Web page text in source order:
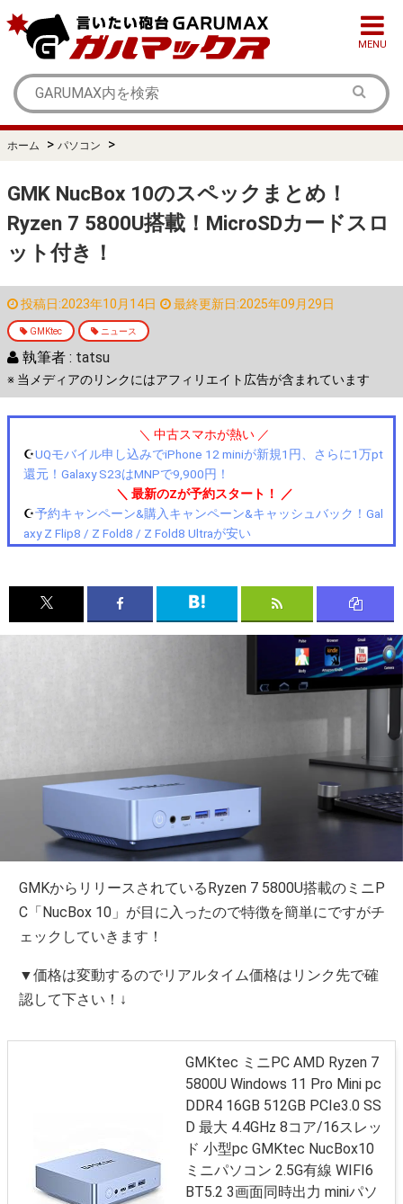
MENU
ホーム > パソコン >
GMK NucBox 10のスペックまとめ！
Ryzen 7 5800U搭載！MicroSDカードスロ
ット付き！
投稿日:2023年10月14日 最終更新日:2025年09月29日
GMKtec ニュース
執筆者 : tatsu
※ 当メディアのリンクにはアフィリエイト広告が含まれています
＼ 中古スマホが熱い ／
☪️UQモバイル申し込みでiPhone 12 miniが新規1円、さらに1万pt
還元！Galaxy S23はMNPで9,900円！
＼ 最新のZが予約スタート！ ／
☪️予約キャンペーン&購入キャンペーン&キャッシュバック！Gal
axy Z Flip8 / Z Fold8 / Z Fold8 Ultraが安い
GMKからリリースされているRyzen 7 5800U搭載のミニP
C「NucBox 10」が目に入ったので特徴を簡単にですがチ
ェックしていきます！
▼価格は変動するのでリアルタイム価格はリンク先で確
認して下さい！↓
GMKtec ミニPC AMD Ryzen 7
5800U Windows 11 Pro Mini pc
DDR4 16GB 512GB PCIe3.0 SS
D 最大 4.4GHz 8コア/16スレッ
ド 小型pc GMKtec NucBox10
ミニパソコン 2.5G有線 WIFI6
BT5.2 3画面同時出力 miniパソ